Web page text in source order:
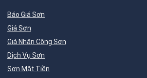
Báo Giá Sơn
Giá Sơn
Giá Nhân Công Sơn
Dịch Vụ Sơn
Sơn Mặt Tiền